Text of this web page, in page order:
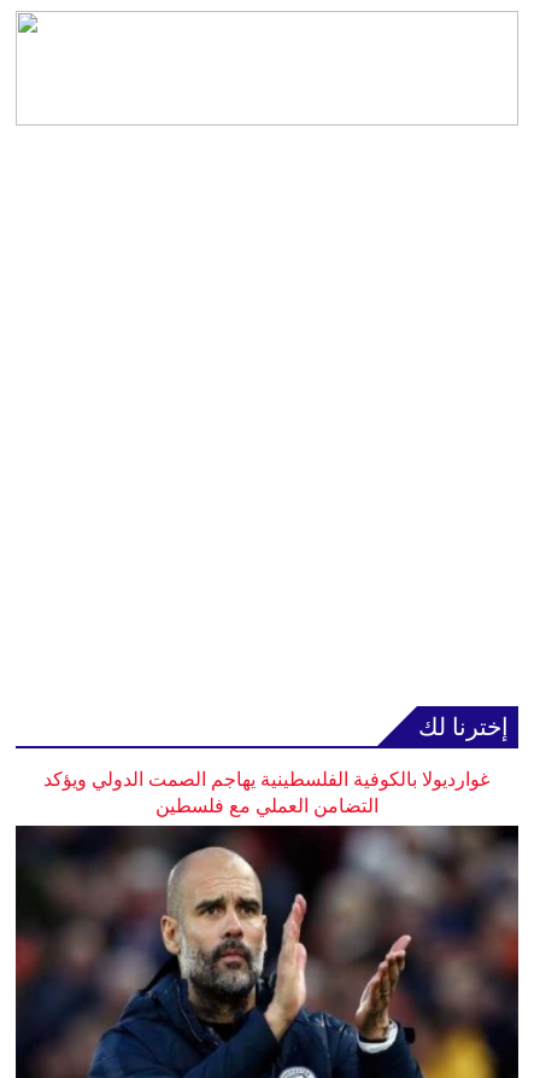
إخترنا لك
غوارديولا بالكوفية الفلسطينية يهاجم الصمت الدولي ويؤكد
التضامن العملي مع فلسطين